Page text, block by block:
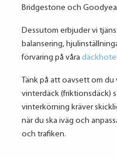
Bridgestone och
Dessutom erbjuder vi
balansering,
förvaring på våra
Tänk på att oavsett om
vinterdäck (friktionsdäck)
vinterkörning kräver
när du ska iväg och
och trafiken.